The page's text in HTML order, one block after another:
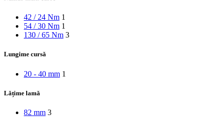
42 / 24 Nm 1
54 / 30 Nm 1
130 / 65 Nm 3
Lungime cursă
20 - 40 mm 1
Lățime lamă
82 mm 3